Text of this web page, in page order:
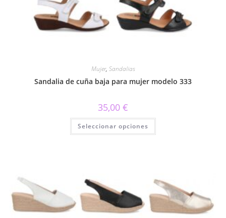
Mujer, Sandalias
Sandalia de cuña baja para mujer modelo 333
35,00 €
Seleccionar opciones
Este
tiene
pueden
elegir
en
la
página
de